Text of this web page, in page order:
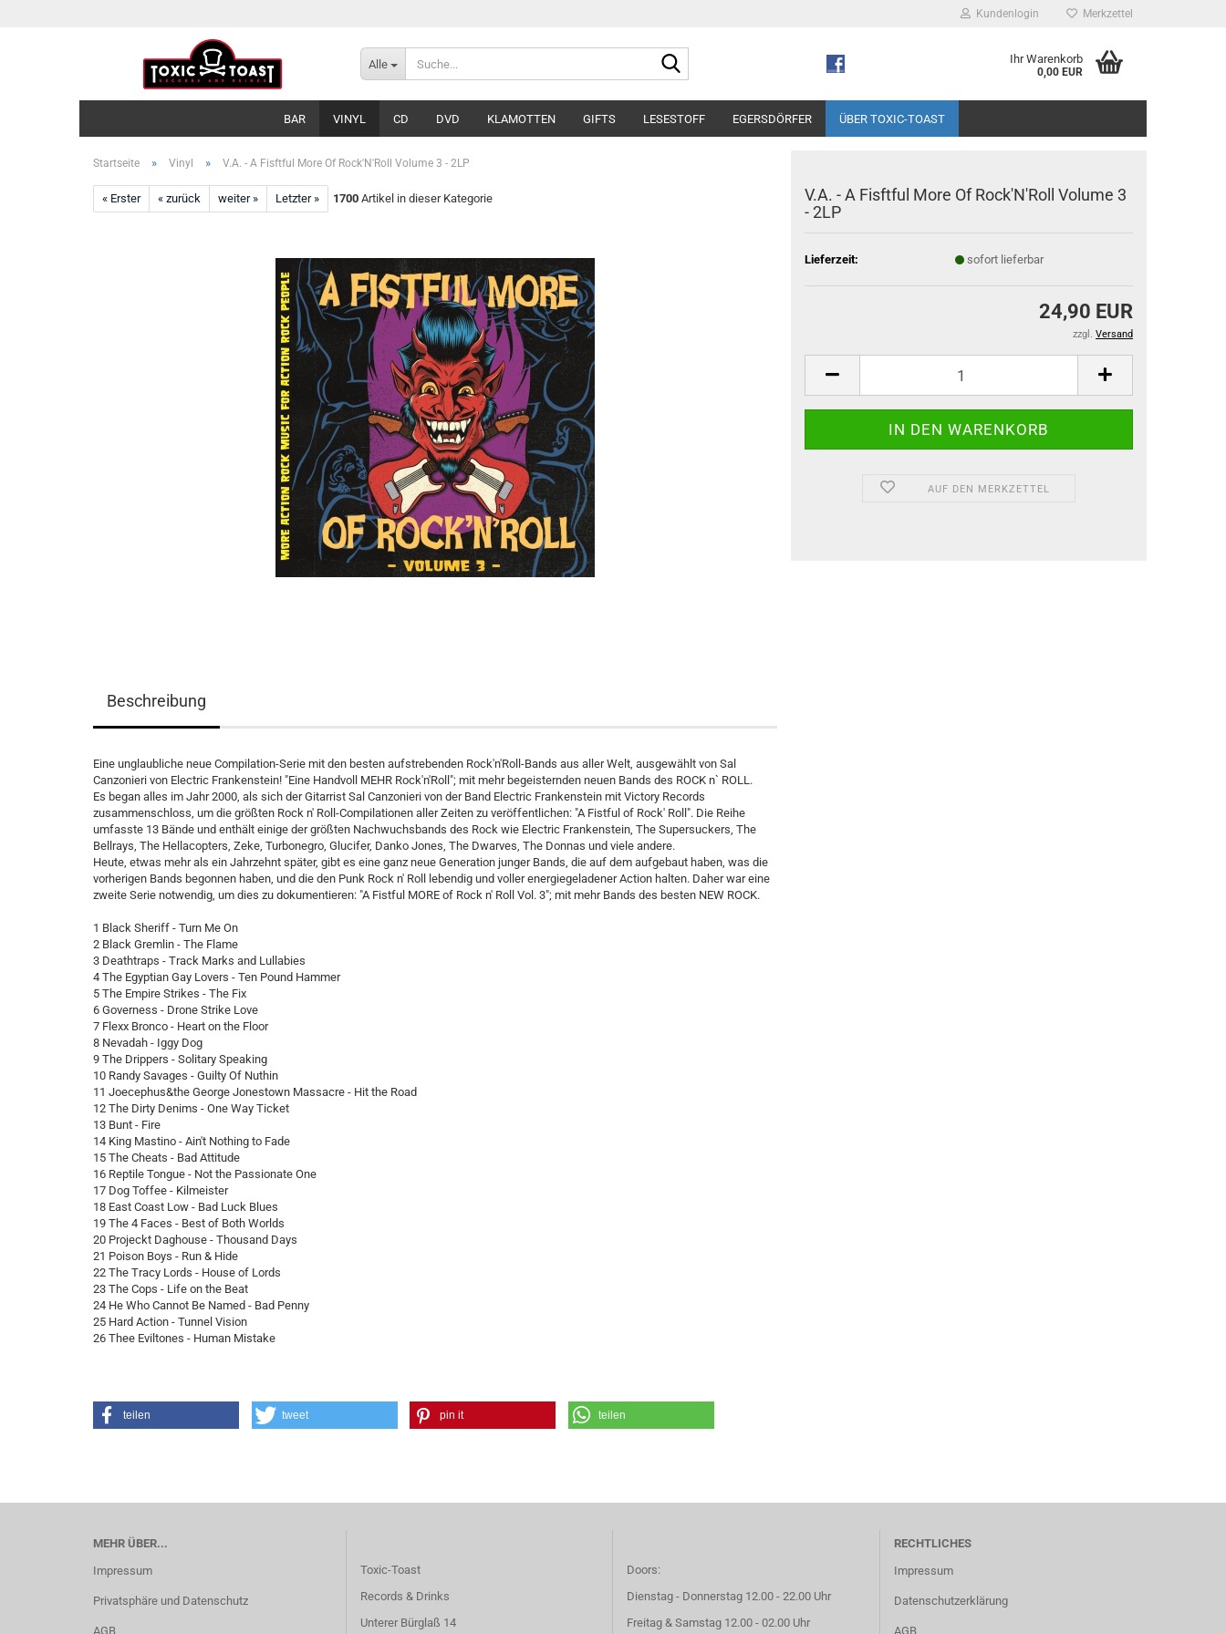
Kundenlogin Merkzettel
Alle Ihr Warenkorb
0,00 EUR
BAR VINYL CD DVD KLAMOTTEN GIFTS LESESTOFF EGERSDÖRFER ÜBER TOXIC-TOAST
Startseite » Vinyl » V.A. - A Fisftful More Of Rock'N'Roll Volume 3 - 2LP
« Erster « zurück weiter » Letzter » 1700 Artikel in dieser Kategorie
V.A. - A Fisftful More Of Rock'N'Roll Volume 3
- 2LP
Lieferzeit: sofort lieferbar
24,90 EUR
zzgl. Versand
AUF DEN MERKZETTEL
Beschreibung
Eine unglaubliche neue Compilation-Serie mit den besten aufstrebenden Rock'n'Roll-Bands aus aller Welt, ausgewählt von Sal
Canzonieri von Electric Frankenstein! "Eine Handvoll MEHR Rock'n'Roll"; mit mehr begeisternden neuen Bands des ROCK n` ROLL.
Es began alles im Jahr 2000, als sich der Gitarrist Sal Canzonieri von der Band Electric Frankenstein mit Victory Records
zusammenschloss, um die größten Rock n' Roll-Compilationen aller Zeiten zu veröffentlichen: "A Fistful of Rock' Roll". Die Reihe
umfasste 13 Bände und enthält einige der größten Nachwuchsbands des Rock wie Electric Frankenstein, The Supersuckers, The
Bellrays, The Hellacopters, Zeke, Turbonegro, Glucifer, Danko Jones, The Dwarves, The Donnas und viele andere.
Heute, etwas mehr als ein Jahrzehnt später, gibt es eine ganz neue Generation junger Bands, die auf dem aufgebaut haben, was die
vorherigen Bands begonnen haben, und die den Punk Rock n' Roll lebendig und voller energiegeladener Action halten. Daher war eine
zweite Serie notwendig, um dies zu dokumentieren: "A Fistful MORE of Rock n' Roll Vol. 3"; mit mehr Bands des besten NEW ROCK.
1 Black Sheriff - Turn Me On
2 Black Gremlin - The Flame
3 Deathtraps - Track Marks and Lullabies
4 The Egyptian Gay Lovers - Ten Pound Hammer
5 The Empire Strikes - The Fix
6 Governess - Drone Strike Love
7 Flexx Bronco - Heart on the Floor
8 Nevadah - Iggy Dog
9 The Drippers - Solitary Speaking
10 Randy Savages - Guilty Of Nuthin
11 Joecephus&the George Jonestown Massacre - Hit the Road
12 The Dirty Denims - One Way Ticket
13 Bunt - Fire
14 King Mastino - Ain't Nothing to Fade
15 The Cheats - Bad Attitude
16 Reptile Tongue - Not the Passionate One
17 Dog Toffee - Kilmeister
18 East Coast Low - Bad Luck Blues
19 The 4 Faces - Best of Both Worlds
20 Projeckt Daghouse - Thousand Days
21 Poison Boys - Run & Hide
22 The Tracy Lords - House of Lords
23 The Cops - Life on the Beat
24 He Who Cannot Be Named - Bad Penny
25 Hard Action - Tunnel Vision
26 Thee Eviltones - Human Mistake
teilen tweet pin it teilen
MEHR ÜBER...
Impressum
Privatsphäre und Datenschutz
AGB
Toxic-Toast
Records & Drinks
Unterer Bürglaß 14
Doors:
Dienstag - Donnerstag 12.00 - 22.00 Uhr
Freitag & Samstag 12.00 - 02.00 Uhr
RECHTLICHES
Impressum
Datenschutzerklärung
AGB